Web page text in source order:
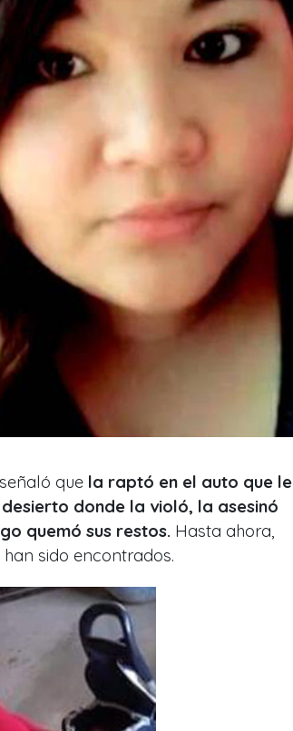
que la raptó en el auto que le
donde la violó, la asesinó
quemó sus restos. Hasta ahora,
sido encontrados.